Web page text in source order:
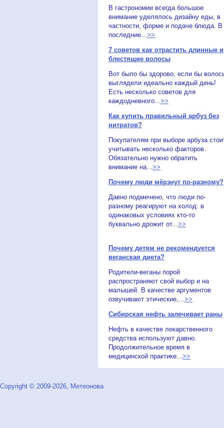
В гастрономии всегда большое
внимание уделялось дизайну еды, в
частности, форме и подаче блюда. В
последние...>>
7 советов как отрастить длинные и
блестящие волосы
Вот было бы здорово, если бы
выглядели идеально каждый день!
Есть несколько советов для
каждодневного...>>
Как купить правильный арбуз без
нитратов?
Покупателям при выборе арбуза
учитывать несколько факторов.
Обязательно нужно обратить
внимание на...>>
Почему люди мёрзнут по-разному?
Давно подмечено, что люди по-
разному реагируют на холод: в
одинаковых условиях кто-то
буквально дрожит от...>>
Почему детям не рекомендуется
веганская диета?
Родители-веганы порой
распространяют свой выбор и на
малышей. В качестве аргументов
озвучивают этические,...>>
Сибирская нефть залечивает раны
Нефть в качестве лекарственного
средства используют давно.
Продолжительное время в
медицинской практике...>>
Copyright © 2009-2026, Метеонова